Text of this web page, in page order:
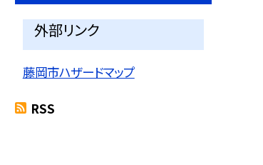
外部リンク
藤岡市ハザードマップ
RSS